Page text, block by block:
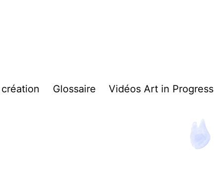
Glossaire Vidéos Art in Progress